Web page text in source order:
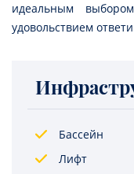
идеальным
удовольствием
Бассейн
Лифт